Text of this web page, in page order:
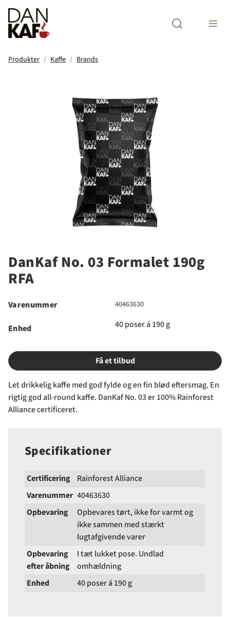
Produkter Kaffe Brands
DanKaf No. 03 Formalet 190g
RFA
Varenummer 40463630
Enhed 40 poser á 190 g
Få et tilbud
Let drikkelig kaffe med god fylde og en fin blød eftersmag. En
rigtig god all-round kaffe. DanKaf No. 03 er 100% Rainforest
Alliance certificeret.
Specifikationer
Certificering
Rainforest Alliance
Varenummer 40463630
Opbevaring
Opbevares tørt, ikke for varmt og
ikke sammen med stærkt
lugtafgivende varer
Opbevaring
efter åbning
I tæt lukket pose. Undlad
omhældning
Enhed
40 poser á 190 g